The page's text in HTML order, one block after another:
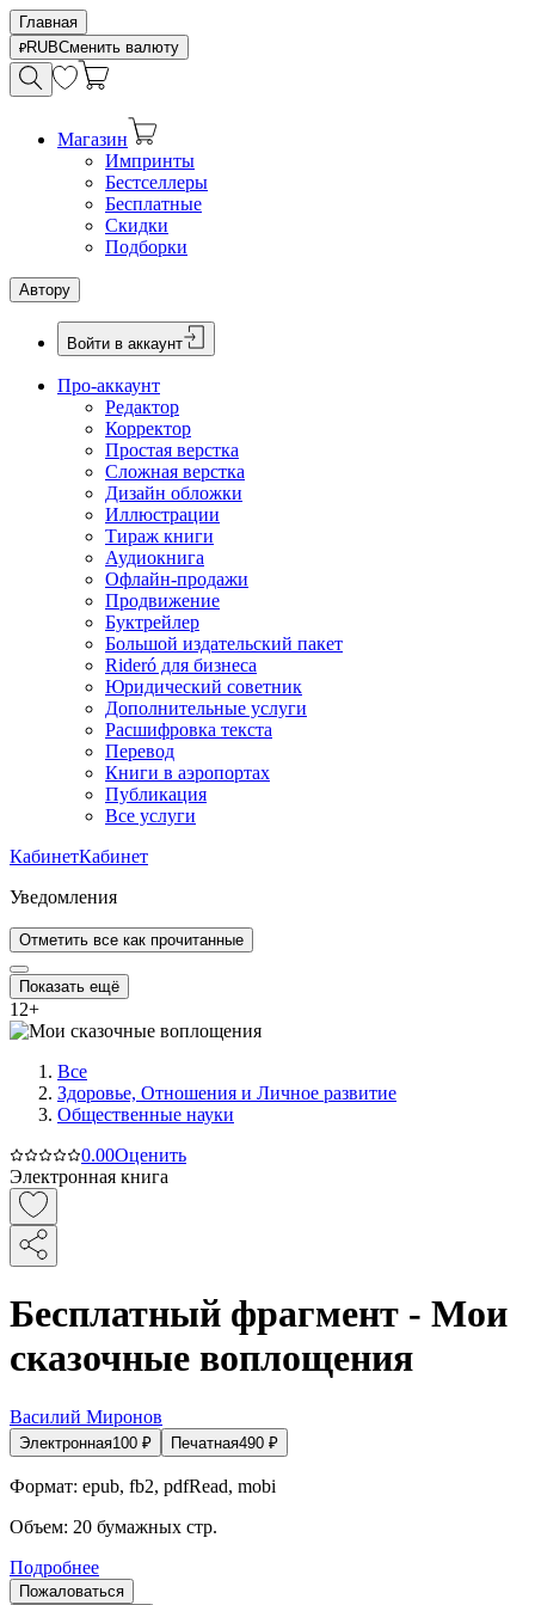
Главная
RUBСменить валюту
Магазин
Импринты
Бестселлеры
Бесплатные
Скидки
Подборки
Автору
Войти в аккаунт
Про-аккаунт
Редактор
Корректор
Простая верстка
Сложная верстка
Дизайн обложки
Иллюстрации
Тираж книги
Аудиокнига
Офлайн-продажи
Продвижение
Буктрейлер
Большой издательский пакет
Rideró для бизнеса
Юридический советник
Дополнительные услуги
Расшифровка текста
Перевод
Книги в аэропортах
Публикация
Все услуги
КабинетКабинет
Уведомления
Отметить все как прочитанные
Показать ещё
12+
Все
Здоровье, Отношения и Личное развитие
Общественные науки
0.00Оценить
Электронная книга
Бесплатный фрагмент - Мои
сказочные воплощения
Василий Миронов
Электронная100 ₽ Печатная490 ₽
Формат: epub, fb2, pdfRead, mobi
Объем: 20 бумажных стр.
Подробнее
Пожаловаться